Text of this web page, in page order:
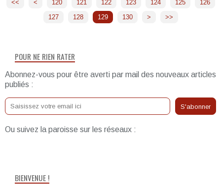
<< < 100
110
120 121 122 123 124 125
126
127
128 129 130 140
150
160
170
180
190
> >>
POUR NE RIEN RATER
Abonnez-vous pour être averti par mail des nouveaux articles
publiés :
Ou suivez la paroisse sur les réseaux :
BIENVENUE !